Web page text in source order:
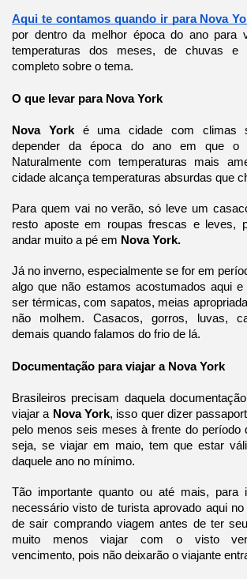
Aqui te contamos quando ir para Nova
por dentro da melhor época do ano para
temperaturas dos meses, de chuvas e
completo sobre o tema.
O que levar para Nova York
Nova York é uma cidade com climas
depender da época do ano em que o
Naturalmente com temperaturas mais
cidade alcança temperaturas absurdas que
Para quem vai no verão, só leve um
resto aposte em roupas frescas e leves,
andar muito a pé em Nova York.
Já no inverno, especialmente se for em
algo que não estamos acostumados aqui
ser térmicas, com sapatos, meias
não molhem. Casacos, gorros, luvas,
demais quando falamos do frio de lá.
Documentação para viajar a Nova York
Brasileiros precisam daquela
viajar a Nova York, isso quer dizer
pelo menos seis meses à frente do período
seja, se viajar em maio, tem que estar
daquele ano no mínimo.
Tão importante quanto ou até mais,
necessário visto de turista aprovado aqui
de sair comprando viagem antes de ter
muito menos viajar com o visto
vencimento, pois não deixarão o viajante